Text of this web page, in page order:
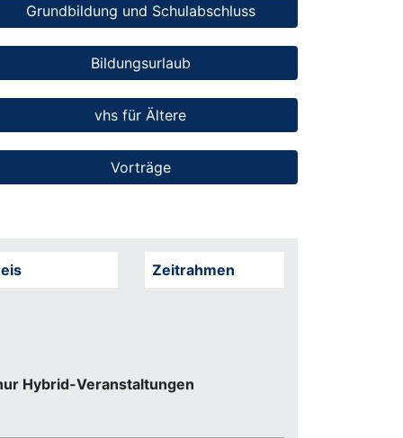
Grundbildung und Schulabschluss
Bildungsurlaub
vhs für Ältere
Vorträge
Zeitrahmen
Hybrid-Veranstaltungen